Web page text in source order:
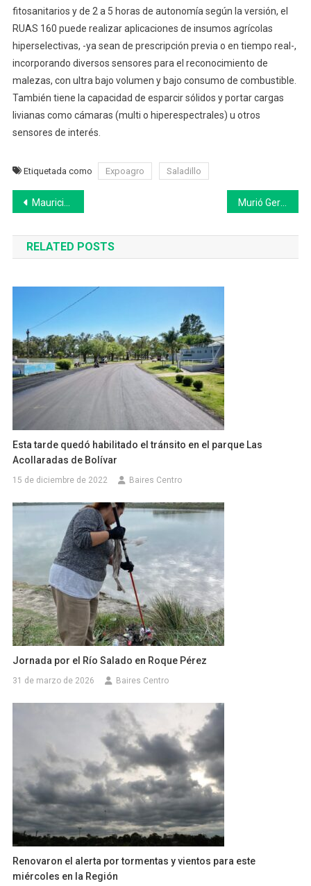
fitosanitarios y de 2 a 5 horas de autonomía según la versión, el
RUAS 160 puede realizar aplicaciones de insumos agrícolas
hiperselectivas, -ya sean de prescripción previa o en tiempo real-,
incorporando diversos sensores para el reconocimiento de
malezas, con ultra bajo volumen y bajo consumo de combustible.
También tiene la capacidad de esparcir sólidos y portar cargas
livianas como cámaras (multi o hiperespectrales) u otros
sensores de interés.
Etiquetada como Expoagro Saladillo
Navegación
de
entradas
Mauricio García responsabilizó a Egüen de la ruptura del bloque Cambiemos del HCD de 25 de Mayo
RELATED POSTS
Esta tarde quedó habilitado el tránsito en el parque Las
Acollaradas de Bolívar
15 de diciembre de 2022 Baires Centro
Jornada por el Río Salado en Roque Pérez
31 de marzo de 2026 Baires Centro
Renovaron el alerta por tormentas y vientos para este
miércoles en la Región